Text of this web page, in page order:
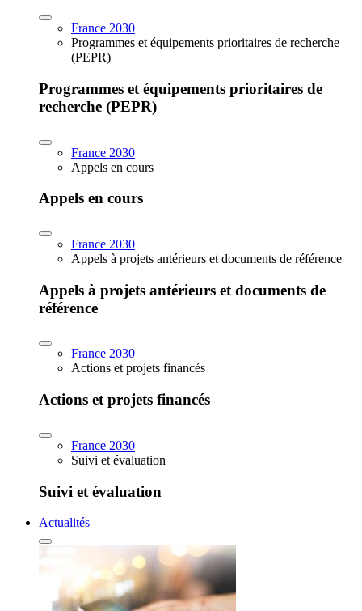
France 2030
Programmes et équipements prioritaires de recherche
(PEPR)
Programmes et équipements prioritaires de
recherche (PEPR)
France 2030
Appels en cours
Appels en cours
France 2030
Appels à projets antérieurs et documents de référence
Appels à projets antérieurs et documents de
référence
France 2030
Actions et projets financés
Actions et projets financés
France 2030
Suivi et évaluation
Suivi et évaluation
Actualités